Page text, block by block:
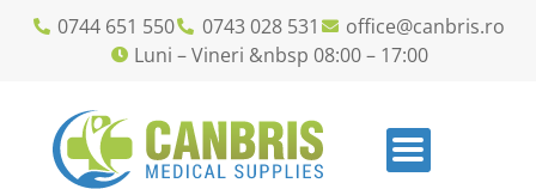
0744 651 550 0743 028 531
office@canbris.ro
Luni – Vineri &nbsp 08:00 – 17:00